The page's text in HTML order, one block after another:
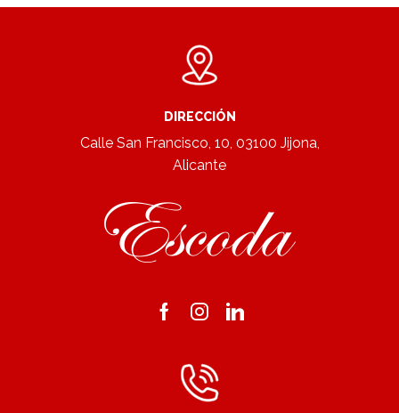
DIRECCIÓN
Calle San Francisco, 10, 03100 Jijona,
Alicante
Facebook
Instagram
Linkedin